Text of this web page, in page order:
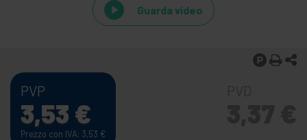
Guarda video
PVP
3,53 €
Prezzo con IVA: 3,53 €